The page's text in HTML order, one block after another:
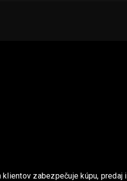
zabezpečuje kúpu, predaj i